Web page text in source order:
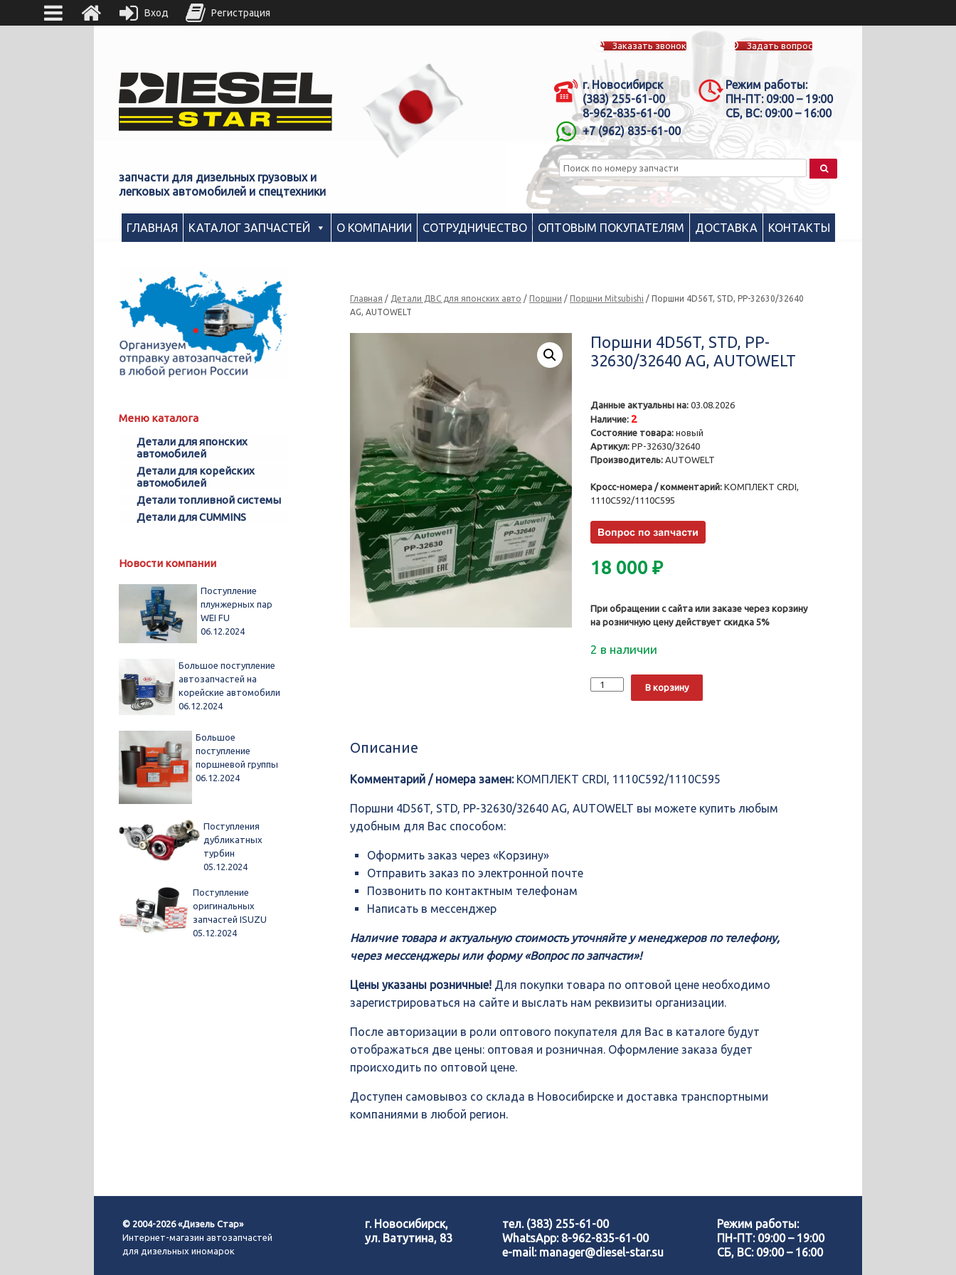
запчасти для дизельных грузовых и
легковых автомобилей и спецтехники
Заказать звонок Задать вопрос
г. Новосибирск
(383) 255-61-00
8-962-835-61-00
+7 (962) 835-61-00
Режим работы:
ПН-ПТ: 09:00 – 19:00
СБ, ВС: 09:00 – 16:00
ГЛАВНАЯ КАТАЛОГ ЗАПЧАСТЕЙ О КОМПАНИИ СОТРУДНИЧЕСТВО ОПТОВЫМ ПОКУПАТЕЛЯМ ДОСТАВКА КОНТАКТЫ
Главная / Детали ДВС для японских авто /Поршни /Поршни Mitsubishi / Поршни 4D56T, STD, PP-32630/32640
AG, AUTOWELT
Поршни 4D56T, STD, PP-
32630/32640 AG, AUTOWELT
Данные актуальны на: 03.08.2026
Наличие: 2
Состояние товара: новый
Артикул: PP-32630/32640
Производитель: AUTOWELT
Кросс-номера / комментарий: КОМПЛЕКТ CRDI,
1110C592/1110C595
18 000₽
При обращении с сайта или заказе через корзину
на розничную цену действует скидка 5%
2 в наличии
Количество
Поршни
AUTOWELT
В корзину
Описание
Комментарий / номера замен:КОМПЛЕКТ CRDI, 1110C592/1110C595
Поршни 4D56T, STD, PP-32630/32640 AG, AUTOWELT вы можете купить любым
удобным для Вас способом:
Оформить заказ через «Корзину»
Отправить заказ по электронной почте
Позвонить по контактным телефонам
Написать в мессенджер
Наличие товара и актуальную стоимость уточняйте у менеджеров по телефону,
через мессенджеры или форму «Вопрос по запчасти»!
Цены указаны розничные! Для покупки товара по оптовой цене необходимо
зарегистрироваться на сайте и выслать нам реквизиты организации.
После авторизации в роли оптового покупателя для Вас в каталоге будут
отображаться две цены: оптовая и розничная. Оформление заказа будет
происходить по оптовой цене.
Доступен самовывоз со склада в Новосибирске и доставка транспортными
компаниями в любой регион.
Меню каталога
Детали для японских
автомобилей
Детали для корейских
автомобилей
Детали топливной системы
Детали для CUMMINS
Новости компании
Поступление
плунжерных пар
WEI FU
06.12.2024
Большое поступление
автозапчастей на
корейские автомобили
06.12.2024
Большое
поступление
поршневой группы
06.12.2024
Поступления
дубликатных
турбин
05.12.2024
Поступление
оригинальных
запчастей ISUZU
05.12.2024
© 2004-2026 «Дизель Стар»
Интернет-магазин автозапчастей
для дизельных иномарок
г. Новосибирск,
ул. Ватутина, 83
тел. (383) 255-61-00
WhatsApp: 8-962-835-61-00
e-mail: manager@diesel-star.su
Режим работы:
ПН-ПТ: 09:00 – 19:00
СБ, ВС: 09:00 – 16:00
Вход Регистрация